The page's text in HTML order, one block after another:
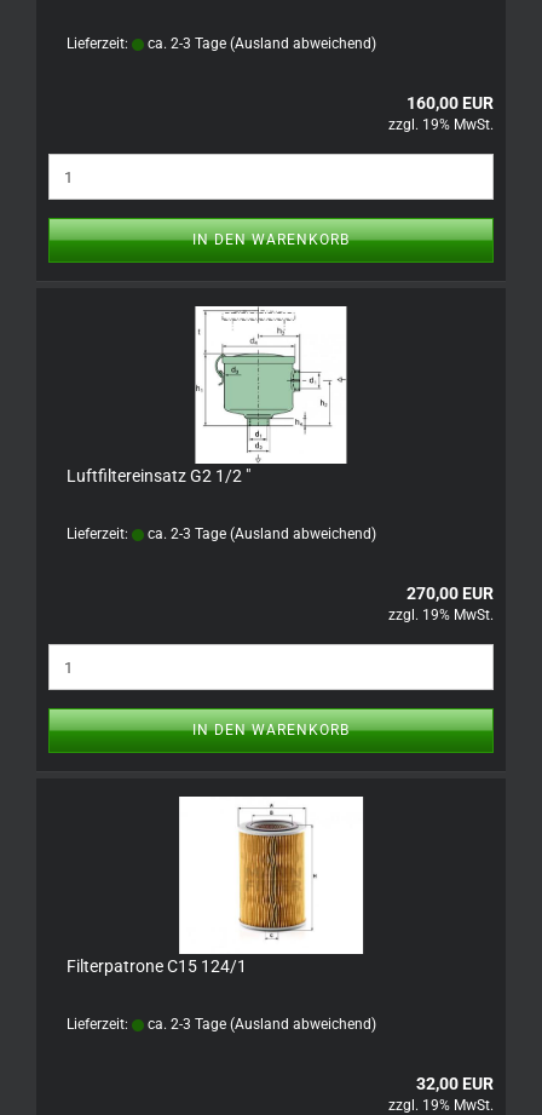
Lieferzeit: ca. 2-3 Tage (Ausland abweichend)
160,00 EUR
zzgl. 19% MwSt.
IN DEN WARENKORB
Luftfiltereinsatz G2 1/2 "
Lieferzeit: ca. 2-3 Tage (Ausland abweichend)
270,00 EUR
zzgl. 19% MwSt.
IN DEN WARENKORB
Filterpatrone C15 124/1
Lieferzeit: ca. 2-3 Tage (Ausland abweichend)
32,00 EUR
zzgl. 19% MwSt.